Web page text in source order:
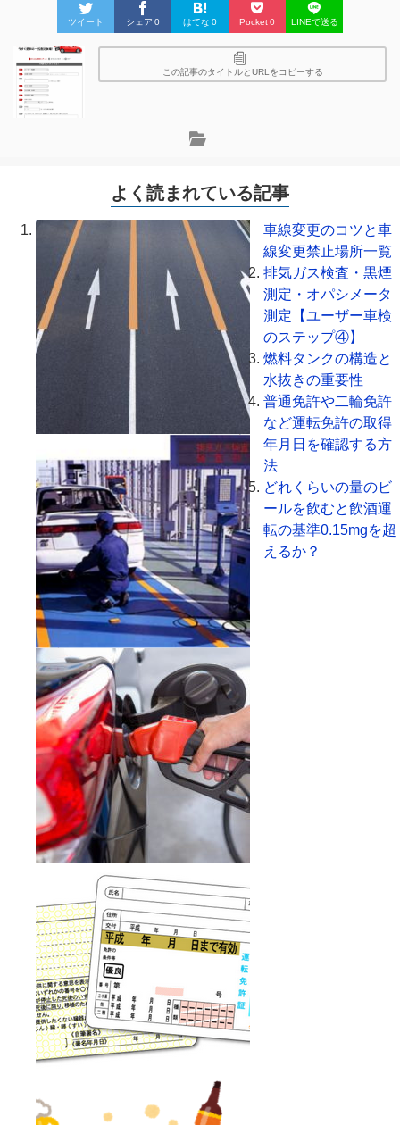
ツイート シェア 0 はてな 0 Pocket0 LINEで送る
この記事のタイトルとURLをコピーする
よく読まれている記事
車線変更のコツと車
線変更禁止場所一覧
排気ガス検査・黒煙
測定・オパシメータ
測定【ユーザー車検
のステップ④】
燃料タンクの構造と
水抜きの重要性
普通免許や二輪免許
など運転免許の取得
年月日を確認する方
法
どれくらいの量のビ
ールを飲むと飲酒運
転の基準0.15mgを超
えるか？